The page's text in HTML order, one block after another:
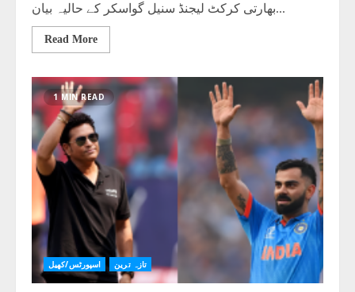
بھارتی کرکٹ لیجنڈ سنیل گواسکر کے حالیہ بیان...
Read More
1 MIN READ
اسپورٹس/کھیل تازہ ترین